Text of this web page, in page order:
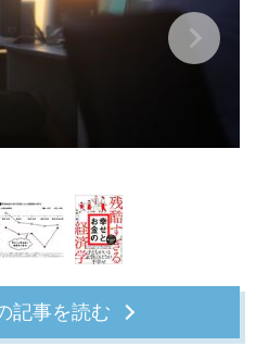
学
記事を読む